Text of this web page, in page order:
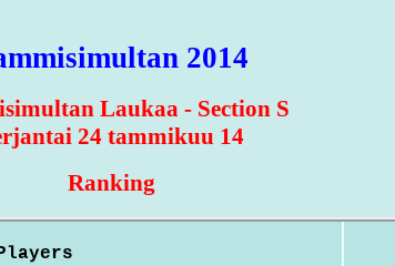
2014
Laukaa - Section S
24 tammikuu 14
Ranking